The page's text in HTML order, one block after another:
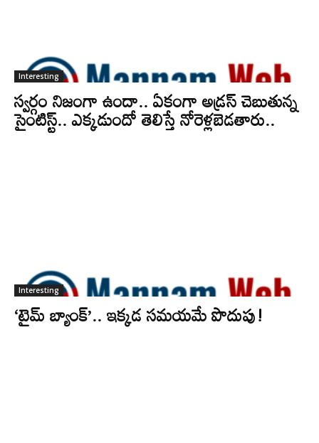
Interesting
స్వర్గం నిజంగా ఉందా.. ఏకంగా అడ్రస్ చెబుతున్న
సైంటిస్ట్.. ఎక్కడుందో తెలిస్తే నోరెళ్లబెడతారు..
Interesting
‘టైమ్‌ బ్యాంక్‌’.. ఇక్కడ సమయమే పొదుపు!